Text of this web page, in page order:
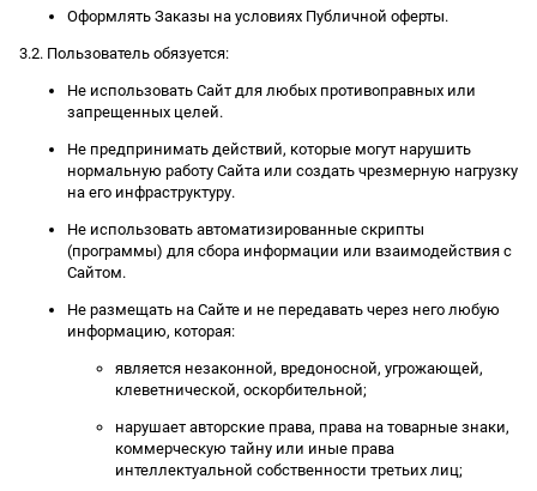
Оформлять Заказы на условиях Публичной оферты.
3.2. Пользователь обязуется:
Не использовать Сайт для любых противоправных или
запрещенных целей.
Не предпринимать действий, которые могут нарушить
нормальную работу Сайта или создать чрезмерную нагрузку
на его инфраструктуру.
Не использовать автоматизированные скрипты
(программы) для сбора информации или взаимодействия с
Сайтом.
Не размещать на Сайте и не передавать через него любую
информацию, которая:
является незаконной, вредоносной, угрожающей,
клеветнической, оскорбительной;
нарушает авторские права, права на товарные знаки,
коммерческую тайну или иные права
интеллектуальной собственности третьих лиц;